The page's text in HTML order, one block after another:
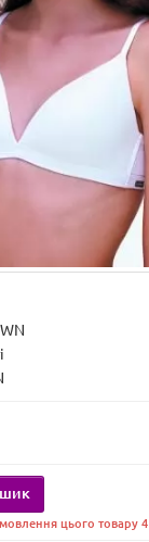
цього товару 4